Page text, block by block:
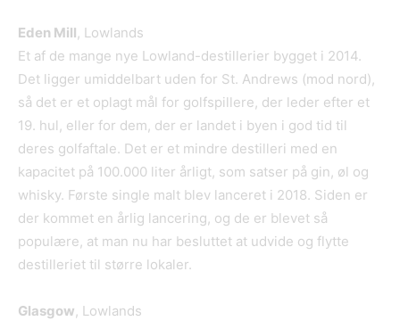
Eden Mill, Lowlands
Et af de mange nye Lowland-destillerier bygget i 2014.
Det ligger umiddelbart uden for St. Andrews (mod nord),
så det er et oplagt mål for golfspillere, der leder efter et
19. hul, eller for dem, der er landet i byen i god tid til
deres golfaftale. Det er et mindre destilleri med en
kapacitet på 100.000 liter årligt, som satser på gin, øl og
whisky. Første single malt blev lanceret i 2018. Siden er
der kommet en årlig lancering, og de er blevet så
populære, at man nu har besluttet at udvide og flytte
destilleriet til større lokaler.
Glasgow, Lowlands